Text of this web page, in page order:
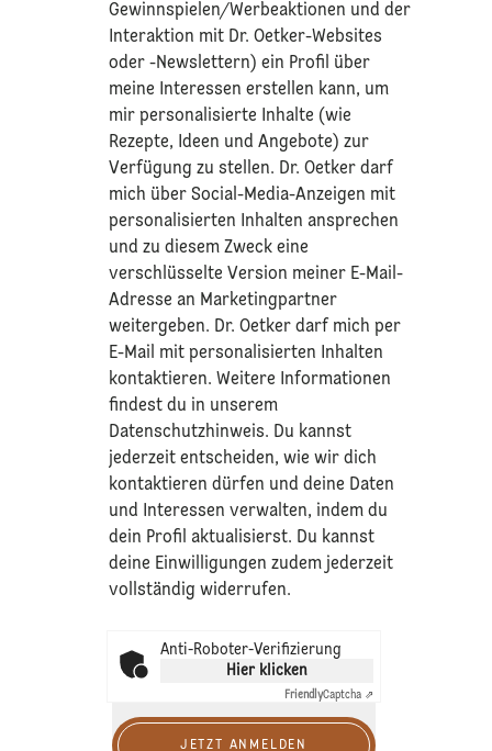
Gewinnspielen/Werbeaktionen und der
Interaktion mit Dr. Oetker-Websites
oder -Newslettern) ein Profil über
meine Interessen erstellen kann, um
mir personalisierte Inhalte (wie
Rezepte, Ideen und Angebote) zur
Verfügung zu stellen. Dr. Oetker darf
mich über Social-Media-Anzeigen mit
personalisierten Inhalten ansprechen
und zu diesem Zweck eine
verschlüsselte Version meiner E-Mail-
Adresse an Marketingpartner
weitergeben. Dr. Oetker darf mich per
E-Mail mit personalisierten Inhalten
kontaktieren. Weitere Informationen
findest du in unserem
Datenschutzhinweis. Du kannst
jederzeit entscheiden, wie wir dich
kontaktieren dürfen und deine Daten
und Interessen verwalten, indem du
dein Profil aktualisierst. Du kannst
deine Einwilligungen zudem jederzeit
vollständig widerrufen.
Anti-Roboter-Verifizierung
Hier klicken
FriendlyCaptcha ⇗
JETZT ANMELDEN